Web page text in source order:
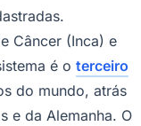
renovação
no
um dos
do mundo,